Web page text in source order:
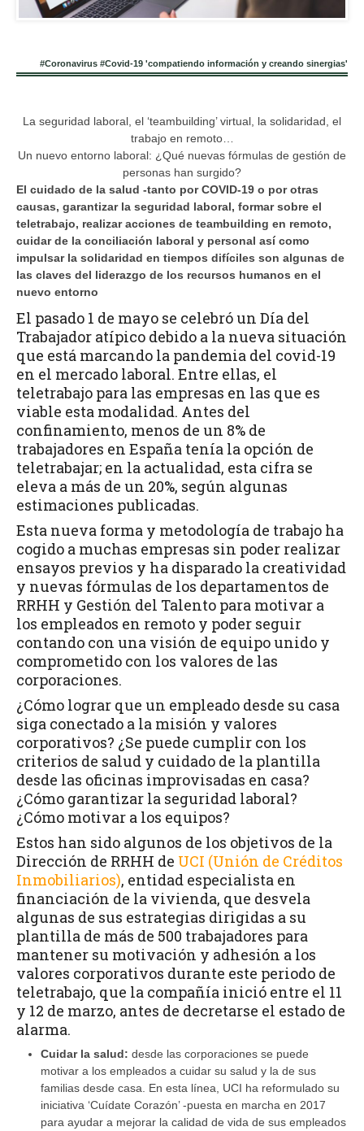
#Coronavirus #Covid-19 'compatiendo información y creando sinergias'
La seguridad laboral, el ‘teambuilding’ virtual, la solidaridad, el
trabajo en remoto…
Un nuevo entorno laboral: ¿Qué nuevas fórmulas de gestión de
personas han surgido?
El cuidado de la salud -tanto por COVID-19 o por otras
causas, garantizar la seguridad laboral, formar sobre el
teletrabajo, realizar acciones de teambuilding en remoto,
cuidar de la conciliación laboral y personal así como
impulsar la solidaridad en tiempos difíciles son algunas de
las claves del liderazgo de los recursos humanos en el
nuevo entorno
El pasado 1 de mayo se celebró un Día del
Trabajador atípico debido a la nueva situación
que está marcando la pandemia del covid-19
en el mercado laboral. Entre ellas, el
teletrabajo para las empresas en las que es
viable esta modalidad. Antes del
confinamiento, menos de un 8% de
trabajadores en España tenía la opción de
teletrabajar; en la actualidad, esta cifra se
eleva a más de un 20%, según algunas
estimaciones publicadas.
Esta nueva forma y metodología de trabajo ha
cogido a muchas empresas sin poder realizar
ensayos previos y ha disparado la creatividad
y nuevas fórmulas de los departamentos de
RRHH y Gestión del Talento para motivar a
los empleados en remoto y poder seguir
contando con una visión de equipo unido y
comprometido con los valores de las
corporaciones.
¿Cómo lograr que un empleado desde su casa
siga conectado a la misión y valores
corporativos? ¿Se puede cumplir con los
criterios de salud y cuidado de la plantilla
desde las oficinas improvisadas en casa?
¿Cómo garantizar la seguridad laboral?
¿Cómo motivar a los equipos?
Estos han sido algunos de los objetivos de la
Dirección de RRHH de UCI (Unión de Créditos
Inmobiliarios), entidad especialista en
financiación de la vivienda, que desvela
algunas de sus estrategias dirigidas a su
plantilla de más de 500 trabajadores para
mantener su motivación y adhesión a los
valores corporativos durante este periodo de
teletrabajo, que la compañía inició entre el 11
y 12 de marzo, antes de decretarse el estado de
alarma.
Cuidar la salud: desde las corporaciones se puede
motivar a los empleados a cuidar su salud y la de sus
familias desde casa. En esta línea, UCI ha reformulado su
iniciativa ‘Cuídate Corazón’ -puesta en marcha en 2017
para ayudar a mejorar la calidad de vida de sus empleados